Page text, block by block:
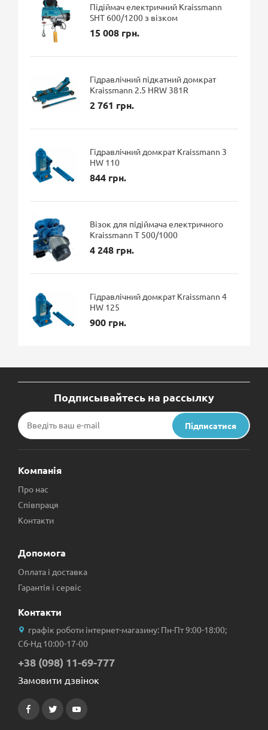
Підіймач електричний Kraissmann
SHT 600/1200 з візком
15 008 грн.
Гідравлічний підкатний домкрат
Kraissmann 2.5 HRW 381R
2 761 грн.
Гідравлічний домкрат Kraissmann 3
HW 110
844 грн.
Візок для підіймача електричного
Kraissmann T 500/1000
4 248 грн.
Гідравлічний домкрат Kraissmann 4
HW 125
900 грн.
Подписывайтесь на рассылку
Підписатися
Компанія
Про нас
Співпраця
Контакти
Допомога
Оплата і доставка
Гарантія і сервіс
Контакти
графік роботи інтернет-магазину: Пн-Пт 9:00-18:00;
Сб-Нд 10:00-17-00
+38 (098) 11-69-777
Замовити дзвінок